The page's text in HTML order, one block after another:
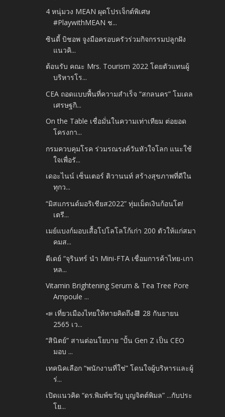
4 หนุ่มวง MEAN ผุดโปรเจ็กต์พิเศษ
#PlaywithMEAN ช...
ซินดี้ บิชอพ จูงมือครอบครัวร่วมกิจกรรมปลูกฝัง
แนวคิ...
ต้อนรับ คณะ Mrs. Tourism 2022 โดยตัวแทนผู้
บริหารโร...
CEA ถอดแบบพื้นที่ความสำเร็จ “สกลนคร” โมเดล
เศรษฐกิ...
On the Table เชื่อมั่นในความเท่าเทียม ต่อยอด
โครงกา...
กรมควบคุมโรค ร่วมรณรงค์วันหัวใจโลก แนะใช้
ใจเพื่อรั...
เดอะไนน์ เซ็นเตอร์ ติวานนท์ สร้างสุขภาพที่ดีใน
ทุกว...
“มิสแกรนด์มอริเชียส2022” ทุ่มเม็ดเงินก้อนโต!
เตรี...
เมย์แบงก์มอบเสื้อโปโลโลโก้เก่า 200 ตัวให้แก่สมา
คมส...
ดีเดย์ “จุรินทร์ นำ Mini-FTA เชื่อมการค้าไทย-เกา
หล...
Vitamin Brightening Serum & Tea Tree Pore
Ampoule ...
📣 เที่ยวเมืองไทยให้หายคิดถึง📆 28 กันยายน
2565 เว...
“สินิตย์” สานต่อนโยบาย “ปั้น Gen Z เป็น CEO
มอบ ...
เทคนิคเลือก “พนักงานที่ใช่” โดนใจผู้บริหารและผู้
ร่...
เปิดแนวคิด “ดร.พิมพ์ขวัญ บุญจิตต์พิมล” ...กับประ
โย...